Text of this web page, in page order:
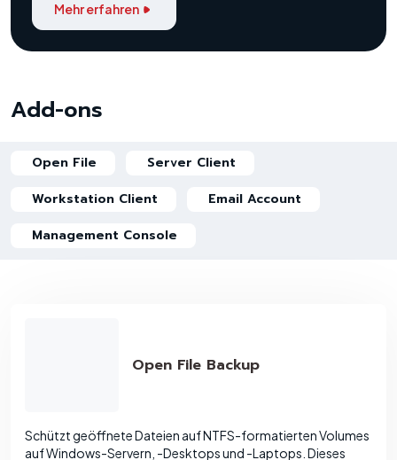
Mehr erfahren
Add-ons
Open File
Server Client
Workstation Client
Email Account
Management Console
Open File Backup
Schützt geöffnete Dateien auf NTFS-formatierten Volumes
auf Windows-Servern, -Desktops und -Laptops. Dieses